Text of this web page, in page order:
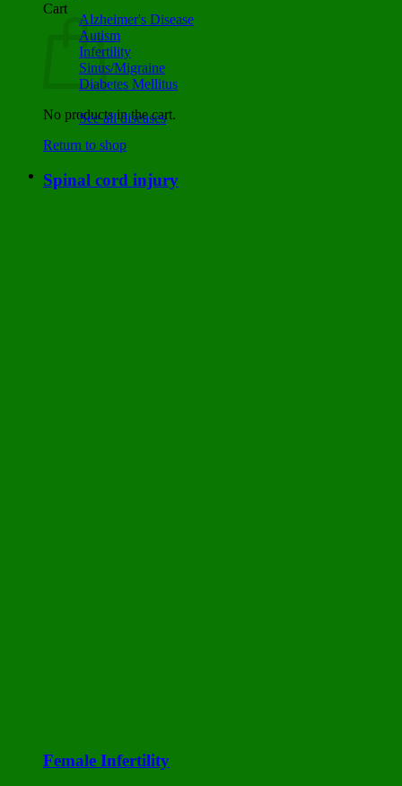
Cart
No products in the cart.
Return to shop
Alzheimer's Disease
Autism
Infertility
Sinus/Migraine
Diabetes Mellitus
See all diseases
Spinal cord injury
Female Infertility